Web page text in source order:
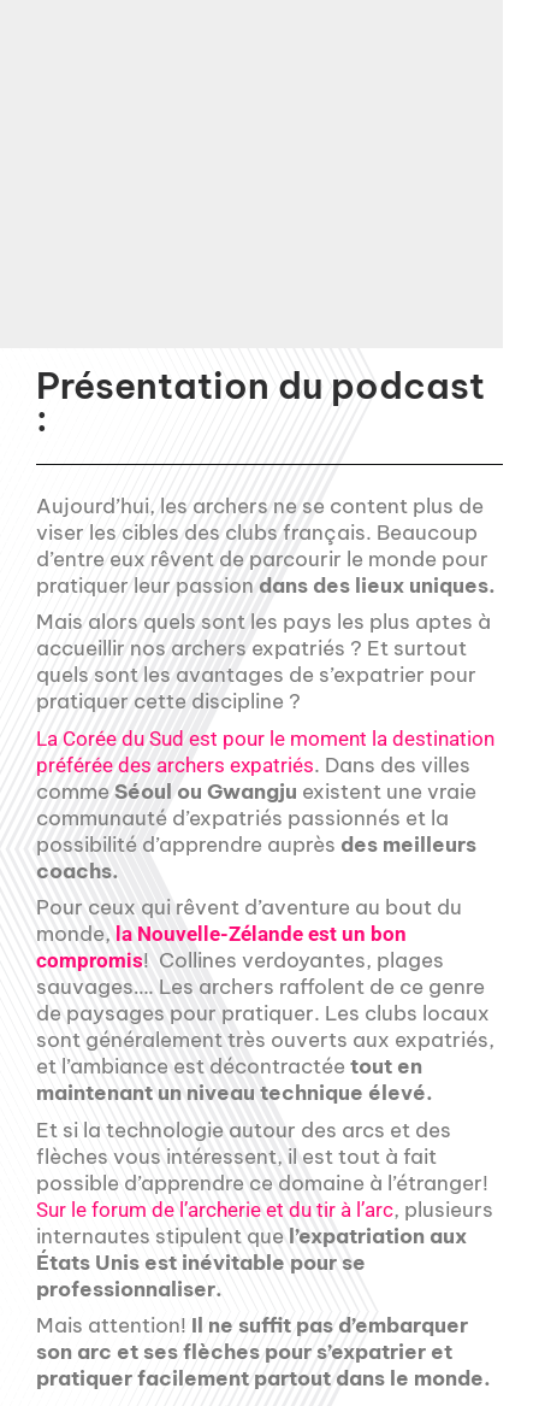
Présentation du podcast
:
Aujourd’hui, les archers ne se content plus de
viser les cibles des clubs français. Beaucoup
d’entre eux rêvent de parcourir le monde pour
pratiquer leur passion dans des lieux uniques.
Mais alors quels sont les pays les plus aptes à
accueillir nos archers expatriés ? Et surtout
quels sont les avantages de s’expatrier pour
pratiquer cette discipline ?
La Corée du Sud est pour le moment la destination
préférée des archers expatriés. Dans des villes
commeSéoul ou Gwangju existent une vraie
communauté d’expatriés passionnés et la
possibilité d’apprendre auprès des meilleurs
coachs.
Pour ceux qui rêvent d’aventure au bout du
monde, la Nouvelle-Zélande est un bon
compromis! Collines verdoyantes, plages
sauvages…. Les archers raffolent de ce genre
de paysages pour pratiquer. Les clubs locaux
sont généralement très ouverts aux expatriés,
et l’ambiance est décontractée tout en
maintenant un niveau technique élevé.
Et si la technologie autour des arcs et des
flèches vous intéressent, il est tout à fait
possible d’apprendre ce domaine à l’étranger!
Sur le forum de l’archerie et du tir à l’arc, plusieurs
internautes stipulent que l’expatriation aux
États Unis est inévitable pour se
professionnaliser.
Mais attention! Il ne suffit pas d’embarquer
son arc et ses flèches pour s’expatrier et
pratiquer facilement partout dans le monde.